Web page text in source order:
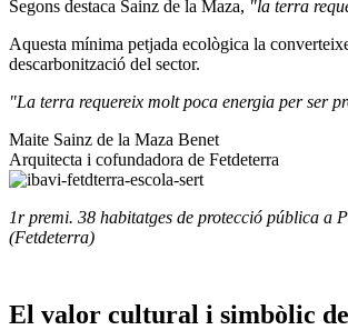
Segons destaca Sainz de la Maza, "la terra
Aquesta mínima petjada ecològica la
descarbonització del sector.
"La terra requereix molt poca energia per ser
Maite Sainz de la Maza Benet
Arquitecta i cofundadora de Fetdeterra
1r premi. 38 habitatges de protecció pública a
(Fetdeterra)
El valor cultural i simbòlic